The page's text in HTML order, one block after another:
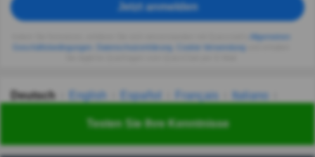
Testen Sie Ihre Kenntnisse
Jetzt anmelden
Allgemeinen
Geschäftsbedingungen
Datenschutzerklärung Cookie-Verwendung
Deutsch English Español Français
Italiano
Українська हिन्दी 한국어 汉语